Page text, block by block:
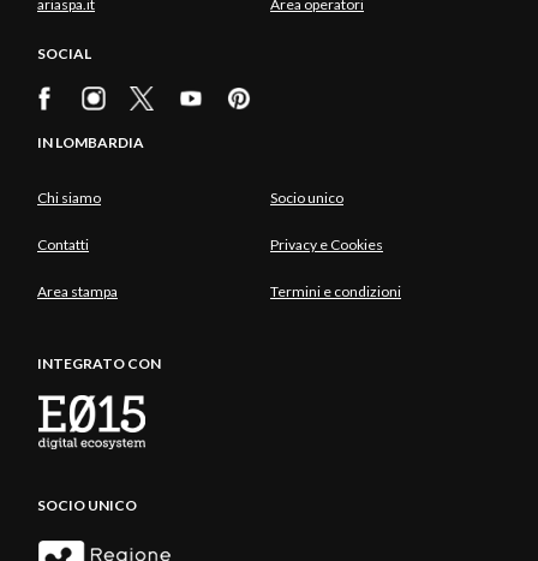
ariaspa.it Area operatori
SOCIAL
IN LOMBARDIA
Chi siamo Socio unico
Contatti Privacy e Cookies
Area stampa Termini e condizioni
INTEGRATO CON
SOCIO UNICO